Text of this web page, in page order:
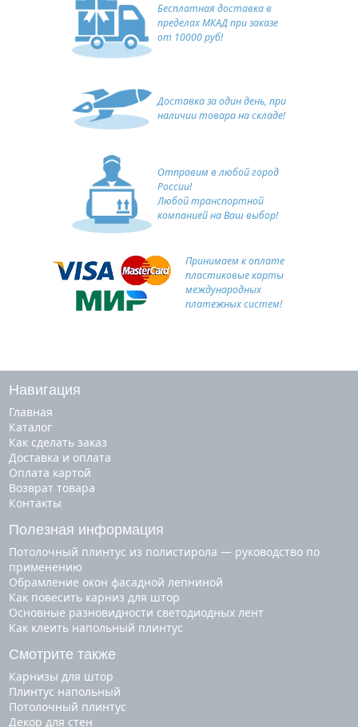
Бесплатная доставка в
пределах МКАД при заказе
от 10000 руб!
Доставка за один день, при
наличии товара на складе!
Отправим в любой город
России!
Любой транспортной
компанией на Ваш выбор!
Принимаем к оплате
пластиковые карты
международных
платежных систем!
Навигация
Главная
Каталог
Как сделать заказ
Доставка и оплата
Оплата картой
Возврат товара
Контакты
Полезная информация
Потолочный плинтус из полистирола — руководство по
применению
Обрамление окон фасадной лепниной
Как повесить карниз для штор
Основные разновидности светодиодных лент
Как клеить напольный плинтус
Смотрите также
карнизы для штор
плинтус напольный
потолочный плинтус
декор для стен